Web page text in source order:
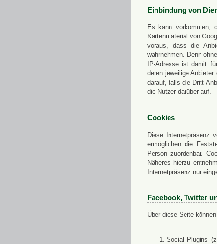
Einbindung von
Es kann vorkommen,
Kartenmaterial von
voraus, dass die
wahrnehmen. Denn
IP-Adresse ist damit
deren jeweilige
darauf, falls die Dritt-
die Nutzer darüber auf.
Cookies
Diese Internetpräsenz
ermöglichen die
Person zuordenbar.
Näheres hierzu
Internetpräsenz nur
Facebook, Twitter
Über diese Seite
Social Plugins